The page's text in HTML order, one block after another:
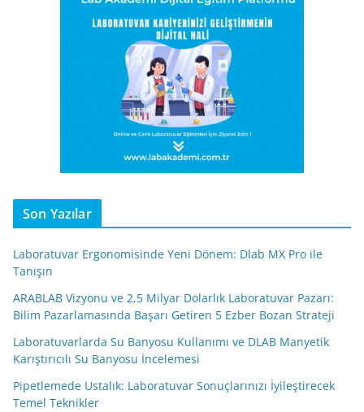
Son Yazılar
Laboratuvar Ergonomisinde Yeni Dönem: Dlab MX Pro ile
Tanışın
ARABLAB Vizyonu ve 2,5 Milyar Dolarlık Laboratuvar Pazarı:
Bilim Pazarlamasında Başarı Getiren 5 Ezber Bozan Strateji
Laboratuvarlarda Su Banyosu Kullanımı ve DLAB Manyetik
Karıştırıcılı Su Banyosu İncelemesi
Pipetlemede Ustalık: Laboratuvar Sonuçlarınızı İyileştirecek
Temel Teknikler